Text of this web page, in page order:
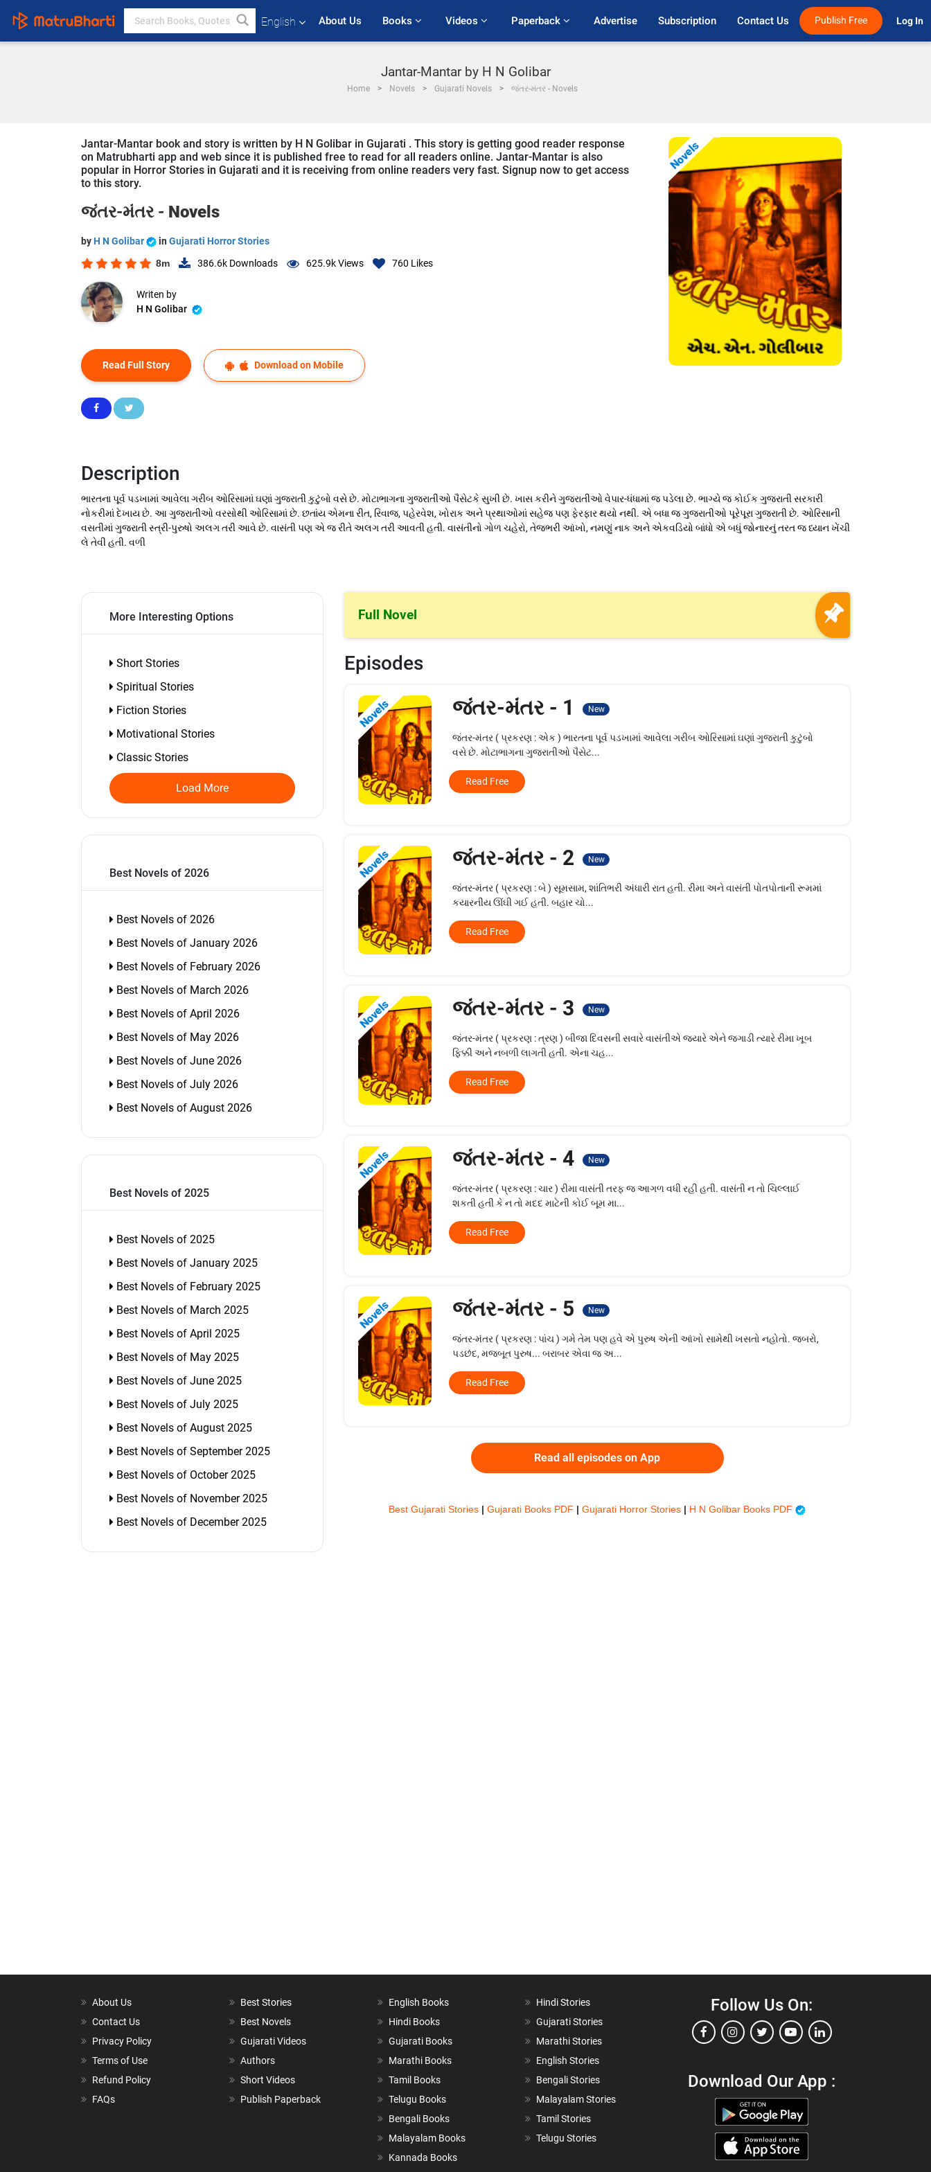
English About Us Books Videos Paperback Advertise Subscription Contact Us Publish Free Log In
Jantar-Mantar by H N Golibar
Home Novels Gujarati Novels જંતર-મંતર - Novels
Jantar-Mantar book and story is written by H N Golibar in Gujarati . This story is getting good reader response
on Matrubharti app and web since it is published free to read for all readers online. Jantar-Mantar is also
popular in Horror Stories in Gujarati and it is receiving from online readers very fast. Signup now to get access
to this story.
જંતર-મંતર - Novels
by H N Golibar in Gujarati Horror Stories
8m 386.6k Downloads 625.9kViews 760 Likes
Writen by
H N Golibar
Read Full Story Download on Mobile
Novels
Description
ભારતના પૂર્વ પડખામાં આવેલા ગરીબ ઓરિસામાં ઘણાં ગુજરાતી કુટુંબો વસે છે. મોટાભાગના ગુજરાતીઓ પૈસેટકે સુખી છે. ખાસ કરીને ગુજરાતીઓ વેપાર-ધંધામાં જ પડેલા છે. ભાગ્યે જ કોઈક ગુજરાતી સરકારી
નોકરીમાં દેખાય છે. આ ગુજરાતીઓ વરસોથી ઓરિસામાં છે. છતાંય એમના રીત, રિવાજ, પહેરવેશ, ખોરાક અને પ્રથાઓમાં સહેજ પણ ફેરફાર થયો નથી. એ બધા જ ગુજરાતીઓ પૂરેપૂરા ગુજરાતી છે. ઓરિસાની
વસતીમાં ગુજરાતી સ્ત્રી-પુરુષો અલગ તરી આવે છે. વાસંતી પણ એ જ રીતે અલગ તરી આવતી હતી. વાસંતીનો ગોળ ચહેરો, તેજભરી આંખો, નમણું નાક અને એકવડિયો બાંધો એ બધું જોનારનું તરત જ ધ્યાન ખેંચી
લે તેવી હતી. વળી
More Interesting Options
Short Stories
Spiritual Stories
Fiction Stories
Motivational Stories
Classic Stories
Load More
Best Novels of 2026
Best Novels of 2026
Best Novels of January 2026
Best Novels of February 2026
Best Novels of March 2026
Best Novels of April 2026
Best Novels of May 2026
Best Novels of June 2026
Best Novels of July 2026
Best Novels of August 2026
Best Novels of 2025
Best Novels of 2025
Best Novels of January 2025
Best Novels of February 2025
Best Novels of March 2025
Best Novels of April 2025
Best Novels of May 2025
Best Novels of June 2025
Best Novels of July 2025
Best Novels of August 2025
Best Novels of September 2025
Best Novels of October 2025
Best Novels of November 2025
Best Novels of December 2025
Full Novel
Episodes
Novels જંતર-મંતર - 1 New
જંતર-મંતર ( પ્રકરણ : એક ) ભારતના પૂર્વ પડખામાં આવેલા ગરીબ ઓરિસામાં ઘણાં ગુજરાતી કુટુંબો
વસે છે. મોટાભાગના ગુજરાતીઓ પૈસેટ...
Read Free
Novels જંતર-મંતર - 2 New
જંતર-મંતર ( પ્રકરણ : બે ) સૂમસામ, શાંતિભરી અંધારી રાત હતી. રીમા અને વાસંતી પોતપોતાની રૂમમાં
કયારનીય ઊંઘી ગઈ હતી. બહાર ચો...
Read Free
Novels જંતર-મંતર - 3 New
જંતર-મંતર ( પ્રકરણ : ત્રણ ) બીજા દિવસની સવારે વાસંતીએ જ્યારે એને જગાડી ત્યારે રીમા ખૂબ
ફિક્કી અને નબળી લાગતી હતી. એના ચહ...
Read Free
Novels જંતર-મંતર - 4 New
જંતર-મંતર ( પ્રકરણ : ચાર ) રીમા વાસંતી તરફ જ આગળ વધી રહી હતી. વાસંતી ન તો ચિલ્લાઈ
શકતી હતી કે ન તો મદદ માટેની કોઈ બૂમ મા...
Read Free
Novels જંતર-મંતર - 5 New
જંતર-મંતર ( પ્રકરણ : પાંચ ) ગમે તેમ પણ હવે એ પુરુષ એની આંખો સામેથી ખસતો નહોતો. જબરો,
પડછંદ, મજબૂત પુરુષ... બરાબર એવા જ અ...
Read Free
Read all episodes on App
Best Gujarati Stories | Gujarati Books PDF | Gujarati Horror Stories | H N Golibar Books PDF
About Us
Contact Us
Privacy Policy
Terms of Use
Refund Policy
FAQs
Best Stories
Best Novels
Gujarati Videos
Authors
Short Videos
Publish Paperback
English Books
Hindi Books
Gujarati Books
Marathi Books
Tamil Books
Telugu Books
Bengali Books
Malayalam Books
Kannada Books
Hindi Stories
Gujarati Stories
Marathi Stories
English Stories
Bengali Stories
Malayalam Stories
Tamil Stories
Telugu Stories
Follow Us On:
Download Our App :